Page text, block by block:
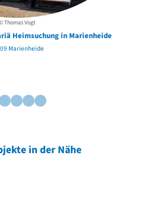
Thomas Vogt
Heimsuchung in Marienheide
Marienheide
in der Nähe